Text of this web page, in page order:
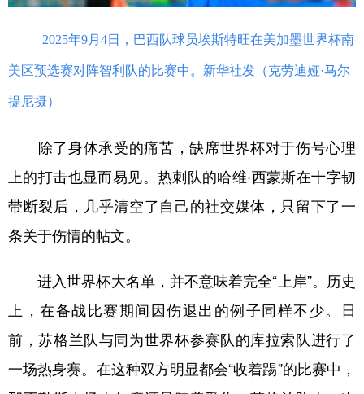
多语种频道
English Español Français عربى
Русский язык 日本語 한국어
2025年9月4日，巴西队球员埃斯特旺在美加墨世界杯南
美区预选赛对阵智利队的比赛中。新华社发（克劳迪娅·马尔
提尼摄）
除了身体承受的痛苦，缺席世界杯对于伤号心理
上的打击也显而易见。热刺队的哈维·西蒙斯在十字韧
带断裂后，几乎清空了自己的社交媒体，只留下了一
条关于伤情的帖文。
进入世界杯大名单，并不意味着完全“上岸”。历史
上，在备战比赛期间因伤退出的例子同样不少。日
前，苏格兰队与同为世界杯参赛队的库拉索队进行了
一场热身赛。在这种双方明显都会“收着踢”的比赛中，